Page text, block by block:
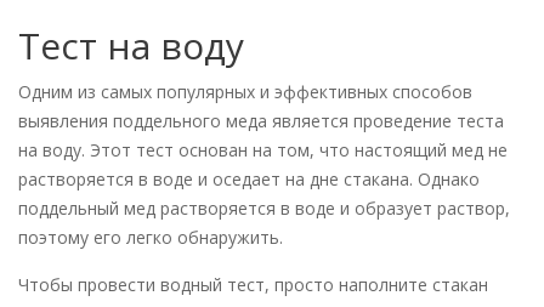
Тест на воду
Одним из самых популярных и эффективных способов
выявления поддельного меда является проведение теста
на воду. Этот тест основан на том, что настоящий мед не
растворяется в воде и оседает на дне стакана. Однако
поддельный мед растворяется в воде и образует раствор,
поэтому его легко обнаружить.
Чтобы провести водный тест, просто наполните стакан